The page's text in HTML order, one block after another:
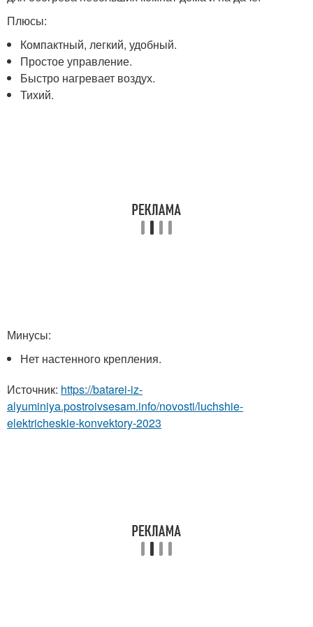
Плюсы:
Компактный, легкий, удобный.
Простое управление.
Быстро нагревает воздух.
Тихий.
Минусы:
Нет настенного крепления.
Источник: https://batarei-iz-
alyuminiya.postroivsesam.info/novosti/luchshie-
elektricheskie-konvektory-2023